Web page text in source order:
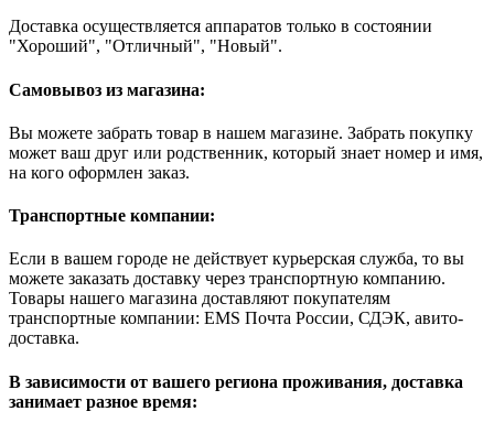
Доставка осуществляется аппаратов только в состоянии
"Хороший", "Отличный", "Новый".
Самовывоз из магазина:
Вы можете забрать товар в нашем магазине. Забрать покупку
может ваш друг или родственник, который знает номер и имя,
на кого оформлен заказ.
Транспортные компании:
Если в вашем городе не действует курьерская служба, то вы
можете заказать доставку через транспортную компанию.
Товары нашего магазина доставляют покупателям
транспортные компании: EMS Почта России, СДЭК, авито-
доставка.
В зависимости от вашего региона проживания, доставка
занимает разное время: